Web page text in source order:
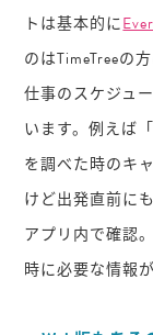
トは基本的に
のはTimeTreeの
仕事のスケジュ
います。例えば
を調べた時のキ
けど出発直前に
アプリ内で確認
時に必要な情報